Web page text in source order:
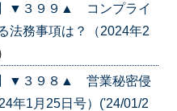
】▼３９９▲ コンプライ
法務事項は？（2024年2
】▼３９８▲ 営業秘密侵
年1月25日号）('24/01/2